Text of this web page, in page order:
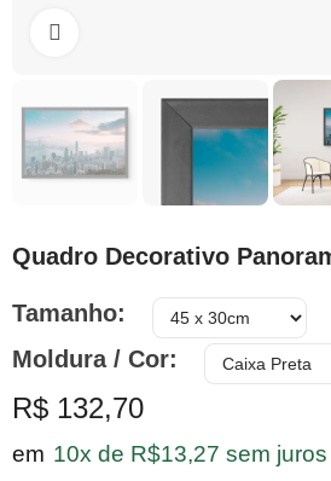
Quadro Decorativo
Tamanho
Moldura / Cor
R$ 132,70
em 10x de R$13,27 sem juros